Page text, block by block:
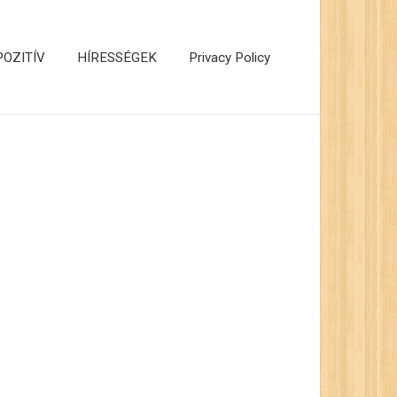
HÍRESSÉGEK Privacy Policy